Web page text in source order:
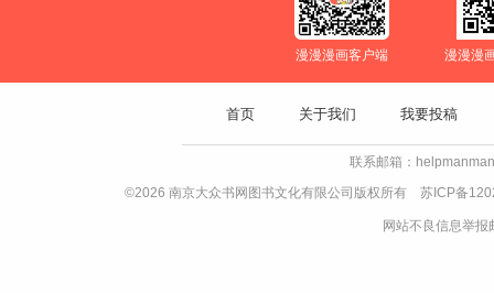
漫漫漫画客户端 漫漫漫
首页 关于我们 我要投稿
联系邮箱：
©2026 南京大众书网图书文化有限公司版权所有 苏ICP备
网站不良信息举